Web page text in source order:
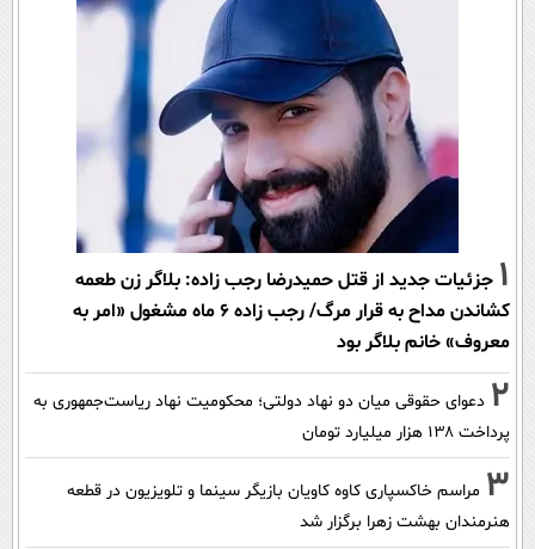
1 جزئیات جدید از قتل حمیدرضا رجب زاده: بلاگر زن طعمه
کشاندن مداح به قرار مرگ/ رجب زاده 6 ماه مشغول «امر به
معروف» خانم بلاگر بود
2 دعوای حقوقی میان دو نهاد دولتی؛ محکومیت نهاد ریاست‌جمهوری به
پرداخت ۱۳۸ هزار میلیارد تومان
3 مراسم خاکسپاری کاوه کاویان بازیگر سینما و تلویزیون در قطعه
هنرمندان بهشت زهرا برگزار شد